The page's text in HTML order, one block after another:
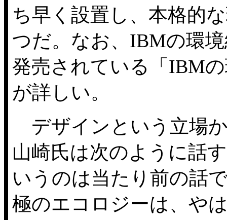
ち早く設置し、本格的
つだ。なお、IBMの環
発売されている「IBM
が詳しい。
デザインという立場
山崎氏は次のように話
いうのは当たり前の話
極のエコロジーは、や